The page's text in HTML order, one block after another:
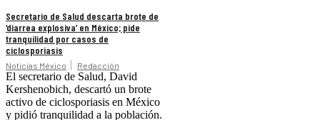
Secretario de Salud descarta brote de
‘diarrea explosiva’ en México; pide
tranquilidad por casos de
ciclosporiasis
Noticias México Redacción
El secretario de Salud, David
Kershenobich, descartó un brote
activo de ciclosporiasis en México
y pidió tranquilidad a la población.